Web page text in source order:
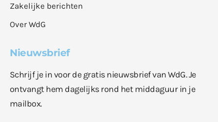
Zakelijke berichten
Over WdG
Nieuwsbrief
Schrijf je in voor de gratis nieuwsbrief van WdG. Je
ontvangt hem dagelijks rond het middaguur in je
mailbox.